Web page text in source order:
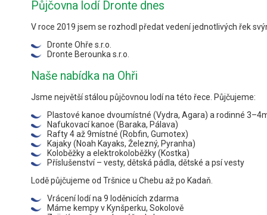
Půjčovna lodí Dronte dnes
V roce 2019 jsem se rozhodl předat vedení jednotlivých řek
Dronte Ohře s.r.o.
Dronte Berounka s.r.o.
Naše nabídka na Ohři
Jsme největší stálou půjčovnou lodí na této řece. Půjčujeme:
Plastové kanoe dvoumístné (Vydra, Agara) a rodinné
Nafukovací kanoe (Baraka, Pálava)
Rafty 4 až 9místné (Robfin, Gumotex)
Kajaky (Noah Kayaks, Železný, Pyranha)
Koloběžky a elektrokoloběžky (Kostka)
Příslušenství – vesty, dětská pádla, dětské a psí vesty
Lodě půjčujeme od Tršnice u Chebu až po Kadaň.
Vrácení lodí na 9 loděnicích zdarma
Máme kempy v Kynšperku, Sokolově